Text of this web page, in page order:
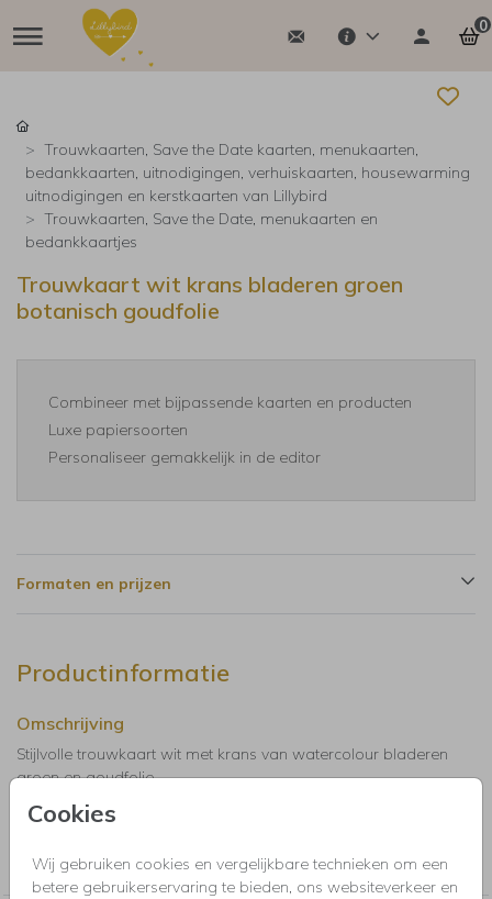
0
Cookies
Wij gebruiken cookies en vergelijkbare technieken om een
betere gebruikerservaring te bieden, ons websiteverkeer en
Trouwkaarten, Save the Date kaarten, menukaarten,
bedankkaarten, uitnodigingen, verhuiskaarten, housewarming
uitnodigingen en kerstkaarten van Lillybird
Trouwkaarten, Save the Date, menukaarten en
bedankkaartjes
Trouwkaart wit krans bladeren groen
botanisch goudfolie
Combineer met bijpassende kaarten en producten
Luxe papiersoorten
Personaliseer gemakkelijk in de editor
Formaten en prijzen
Productinformatie
Omschrijving
Stijlvolle trouwkaart wit met krans van watercolour bladeren
groen en goudfolie.
Trouwkaarten, Save the Date, menukaarten en bedankkaartjes